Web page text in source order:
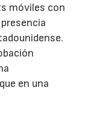
móviles con
en una